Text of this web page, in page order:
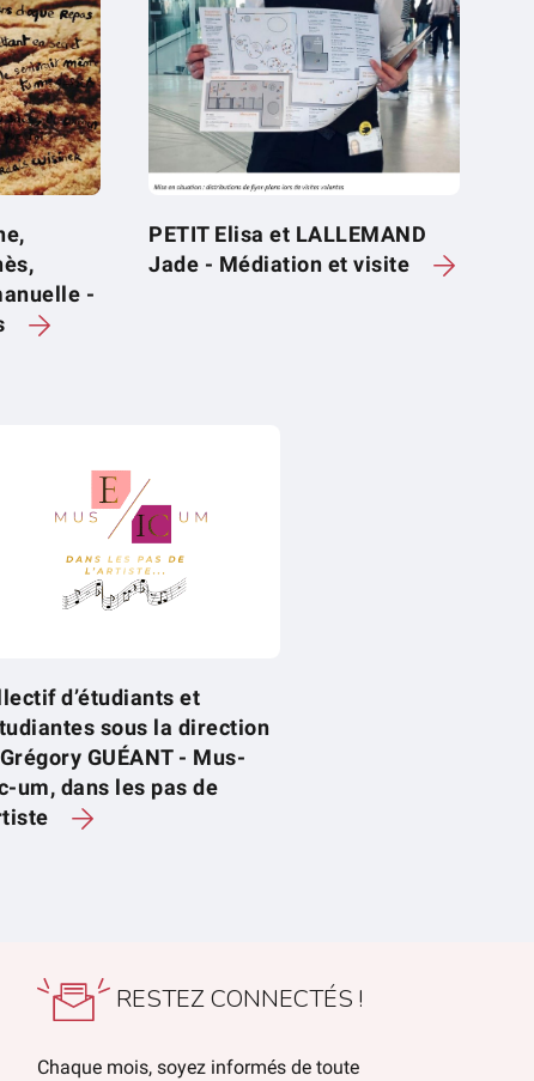
-
PETIT Elisa et LALLEMAND
Jade - Médiation et visite
d’étudiants et
sous la direction
GUÉANT - Mus-
um, dans les pas de
RESTEZ CONNECTÉS !
Chaque mois, soyez informés de toute